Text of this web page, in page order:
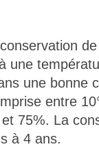
une
une bonne
entre
75%. La
à 4 ans.